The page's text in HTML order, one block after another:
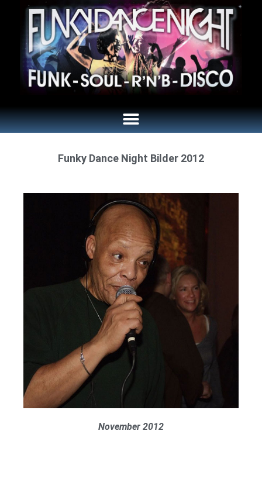
Funky Dance Night Bilder 2012
November 2012